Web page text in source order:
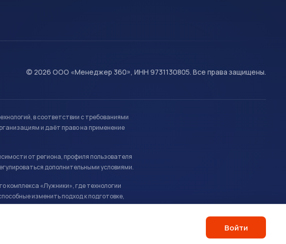
Войти
© 2026 ООО «Менеджер 360», ИНН 9731130805. Все права защищены.
в соответствии с требованиями
и даёт право на применение
от региона, профиля пользователя
дополнительными условиями.
комплекса «Лужники», где технологии
изменить подход к подготовке,